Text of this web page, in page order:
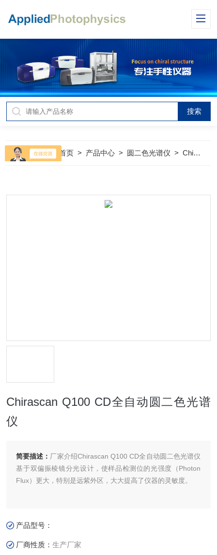
当前位置： 首页 > 产品中心 > 圆二色光谱仪 >Chirascan Q100 CD全自动圆二色光谱仪
Chirascan Q100 CD全自动圆二色光谱
仪
简要描述： 厂家介绍Chirascan Q100 CD全自动圆二色光谱仪
基于双偏振棱镜分光设计，使样品检测位的光强度（Photon
Flux）更大，特别是远紫外区，大大提高了仪器的灵敏度。
产品型号：
厂商性质：生产厂家